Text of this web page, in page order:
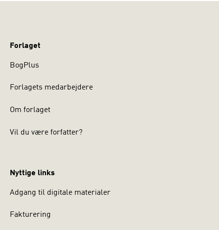
Forlaget
BogPlus
Forlagets medarbejdere
Om forlaget
Vil du være forfatter?
Nyttige links
Adgang til digitale materialer
Fakturering